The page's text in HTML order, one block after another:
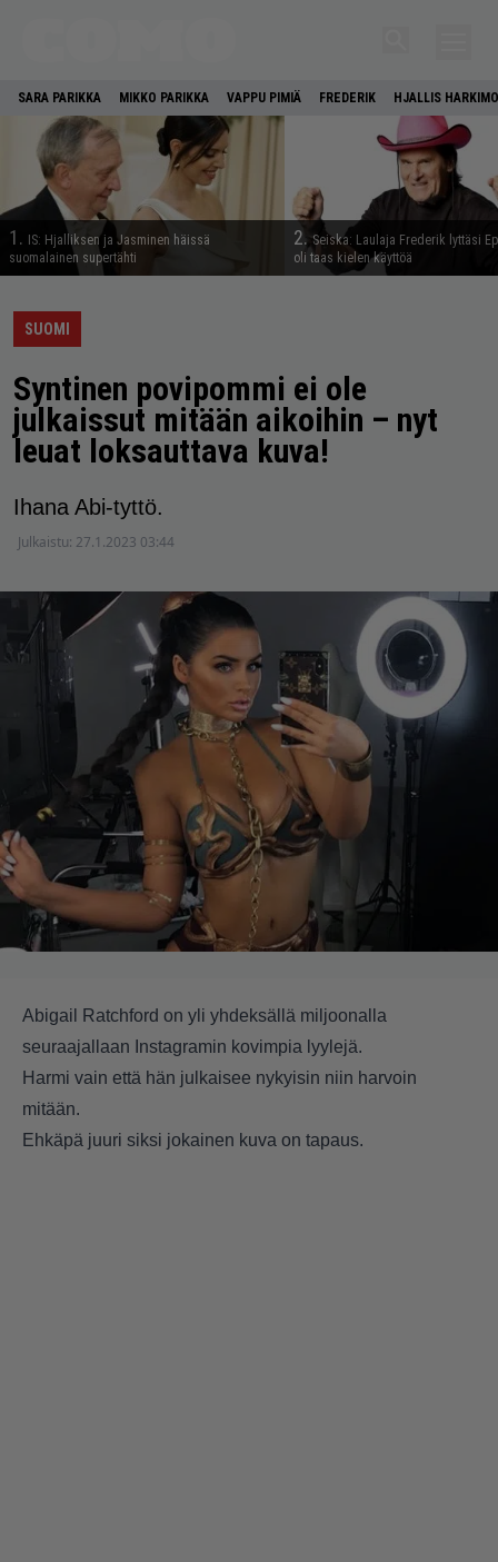
SARA PARIKKA MIKKO PARIKKA VAPPU PIMIÄ FREDERIK HJALLIS HARKIMO
1.
IS: Hjalliksen ja Jasminen häissä
suomalainen supertähti
2. Seiska: Laulaja Frederik lyttäsi
oli taas kielen käyttöä
SUOMI
Syntinen povipommi ei ole
julkaissut mitään aikoihin – nyt
leuat loksauttava kuva!
Ihana Abi-tyttö.
Julkaistu: 27.1.2023 03:44
Abigail Ratchford on yli yhdeksällä miljoonalla
seuraajallaan Instagramin kovimpia lyylejä.
Harmi vain että hän julkaisee nykyisin niin harvoin
mitään.
Ehkäpä juuri siksi jokainen kuva on tapaus.